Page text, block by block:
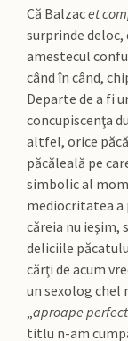
Că Balzacet
surprinde deloc,
amestecul
când în când,
Departe de a fi
concupiscenţa
altfel, orice
păcăleală pe
simbolic al
mediocritatea a
căreia nu ieşim,
deliciile
cărţi de acum
un sexolog chel
„aproape perfect
titlu n-am